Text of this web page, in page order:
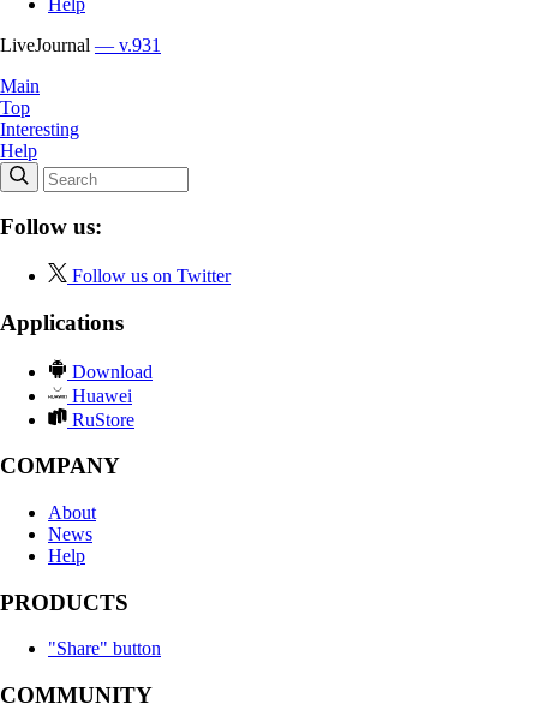
LiveJournal — v.931
Main
Top
Interesting
Help
Follow us:
Follow us on Twitter
Applications
Download
Huawei
RuStore
COMPANY
About
News
Help
PRODUCTS
"Share" button
COMMUNITY